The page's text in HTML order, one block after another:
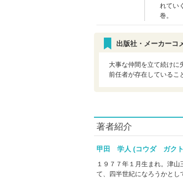
れてい
巻。
出版社・メーカーコ
大事な仲間を立て続けに
前任者が存在しているこ
著者紹介
甲田 学人 (コウダ ガ
１９７７年１月生まれ。津
て、四半世紀になろうかとし